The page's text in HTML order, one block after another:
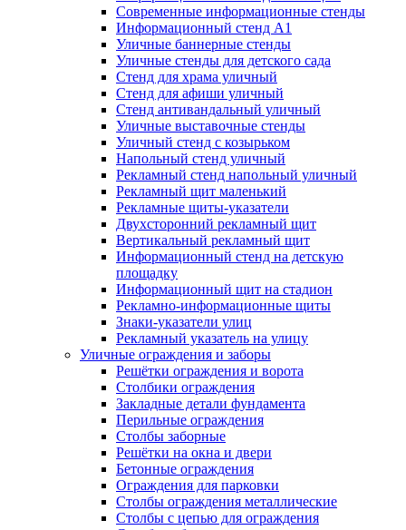
Современные информационные стенды
Информационный стенд А1
Уличные баннерные стенды
Уличные стенды для детского сада
Стенд для храма уличный
Стенд для афиши уличный
Стенд антивандальный уличный
Уличные выставочные стенды
Уличный стенд с козырьком
Напольный стенд уличный
Рекламный стенд напольный уличный
Рекламный щит маленький
Рекламные щиты-указатели
Двухсторонний рекламный щит
Вертикальный рекламный щит
Информационный стенд на детскую
площадку
Информационный щит на стадион
Рекламно-информационные щиты
Знаки-указатели улиц
Рекламный указатель на улицу
Уличные ограждения и заборы
Решётки ограждения и ворота
Столбики ограждения
Закладные детали фундамента
Перильные ограждения
Столбы заборные
Решётки на окна и двери
Бетонные ограждения
Ограждения для парковки
Столбы ограждения металлические
Столбы с цепью для ограждения